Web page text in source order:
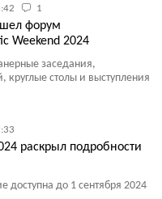
1
форум
Weekend 2024
заседания,
круглые столы и выступления
раскрыл подробности
доступна до 1 сентября 2024